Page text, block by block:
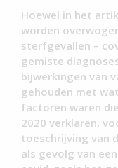
Hoewel in het
worden
sterfgevallen –
gemiste
bijwerkingen van
gehouden met
factoren waren
2020 verklaren,
toeschrijving van
als gevolg van